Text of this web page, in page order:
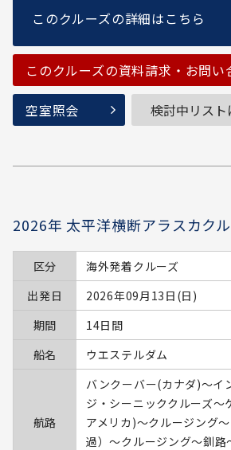
このクルーズの詳細はこちら
このクルーズの資料請求・お問い
空室照会 検討中リスト
2026年 太平洋横断アラスカク
区分
海外発着クルーズ
出発日
2026年09月13日(日)
期間
14日間
船名
ウエステルダム
航路
バンクーバー(カナダ)～イ
ジ・シーニッククルーズ
アメリカ)～クルージング
過）～クルージング～釧路